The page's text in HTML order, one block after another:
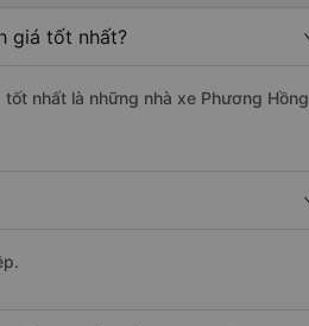
giá tốt nhất?
nhất là những nhà xe Phương Hồng